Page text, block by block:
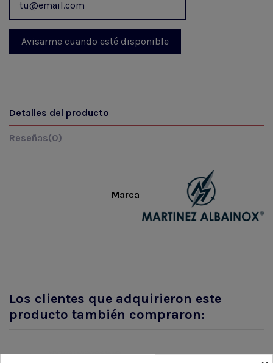
Detalles del producto
Reseñas(0)
Marca
Los clientes que adquirieron este
producto también compraron: